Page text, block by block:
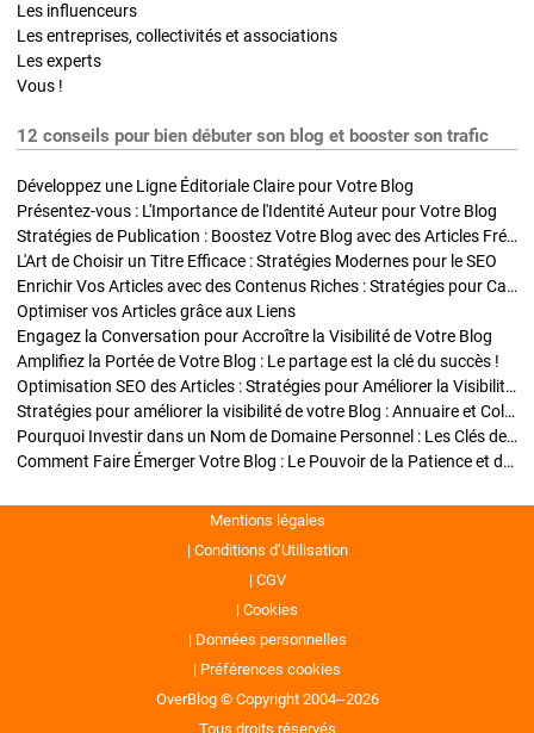
Les influenceurs
Les entreprises, collectivités et associations
Les experts
Vous !
12 conseils pour bien débuter son blog et booster son trafic
Développez une Ligne Éditoriale Claire pour Votre Blog
Présentez-vous : L'Importance de l'Identité Auteur pour Votre Blog
Stratégies de Publication : Boostez Votre Blog avec des Articles Fréquents et Exclusifs
L'Art de Choisir un Titre Efficace : Stratégies Modernes pour le SEO
Enrichir Vos Articles avec des Contenus Riches : Stratégies pour Captiver et Optimiser
Optimiser vos Articles grâce aux Liens
Engagez la Conversation pour Accroître la Visibilité de Votre Blog
Amplifiez la Portée de Votre Blog : Le partage est la clé du succès !
Optimisation SEO des Articles : Stratégies pour Améliorer la Visibilité de Votre Blog
Stratégies pour améliorer la visibilité de votre Blog : Annuaire et Collaborations
Pourquoi Investir dans un Nom de Domaine Personnel : Les Clés de la Réussite de Votre Blog
Comment Faire Émerger Votre Blog : Le Pouvoir de la Patience et de la Persévérance
Mentions légales
Conditions d’Utilisation
CGV
Cookies
Données personnelles
Préférences cookies
OverBlog © Copyright 2004--2026
Tous droits réservés